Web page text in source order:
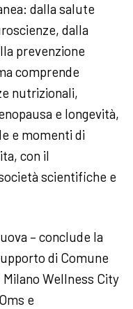
dalla salute
dalla
prevenzione
comprende
nutrizionali,
e longevità,
e momenti di
con il
scientifiche e
– conclude la
di Comune
Wellness City
e